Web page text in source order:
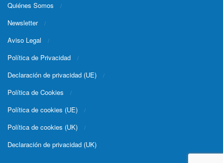
Quiénes Somos
Newsletter
Aviso Legal
Política de Privacidad
Declaración de privacidad (UE)
Política de Cookies
Política de cookies (UE)
Política de cookies (UK)
Declaración de privacidad (UK)